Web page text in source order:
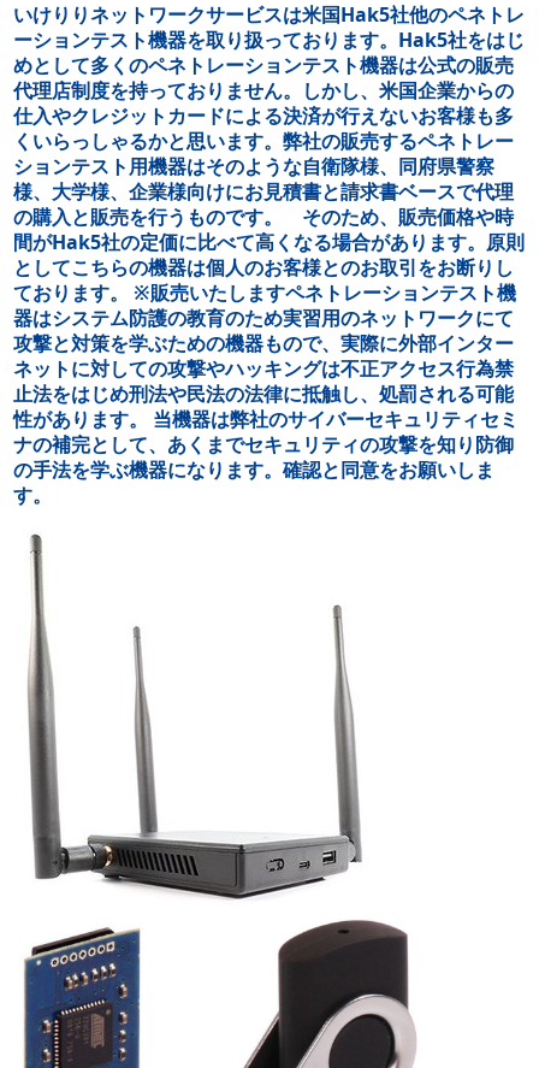
いけりりネットワークサービスは米国Hak5社他のペネトレ
ーションテスト機器を取り扱っております。Hak5社をはじ
めとして多くのペネトレーションテスト機器は公式の販売
代理店制度を持っておりません。しかし、米国企業からの
仕入やクレジットカードによる決済が行えないお客様も多
くいらっしゃるかと思います。弊社の販売するペネトレー
ションテスト用機器はそのような自衛隊様、同府県警察
様、大学様、企業様向けにお見積書と請求書ベースで代理
の購入と販売を行うものです。 そのため、販売価格や時
間がHak5社の定価に比べて高くなる場合があります。原則
としてこちらの機器は個人のお客様とのお取引をお断りし
ております。 ※販売いたしますペネトレーションテスト機
器はシステム防護の教育のため実習用のネットワークにて
攻撃と対策を学ぶための機器もので、実際に外部インター
ネットに対しての攻撃やハッキングは不正アクセス行為禁
止法をはじめ刑法や民法の法律に抵触し、処罰される可能
性があります。 当機器は弊社のサイバーセキュリティセミ
ナの補完として、あくまでセキュリティの攻撃を知り防御
の手法を学ぶ機器になります。確認と同意をお願いしま
す。